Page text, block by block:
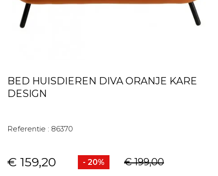
BED HUISDIEREN DIVA ORANJE KARE
DESIGN
Referentie : 86370
€ 159,20 - 20% € 199,00